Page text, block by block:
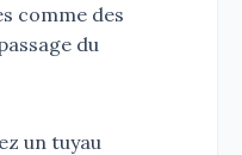
comme des
du
un tuyau